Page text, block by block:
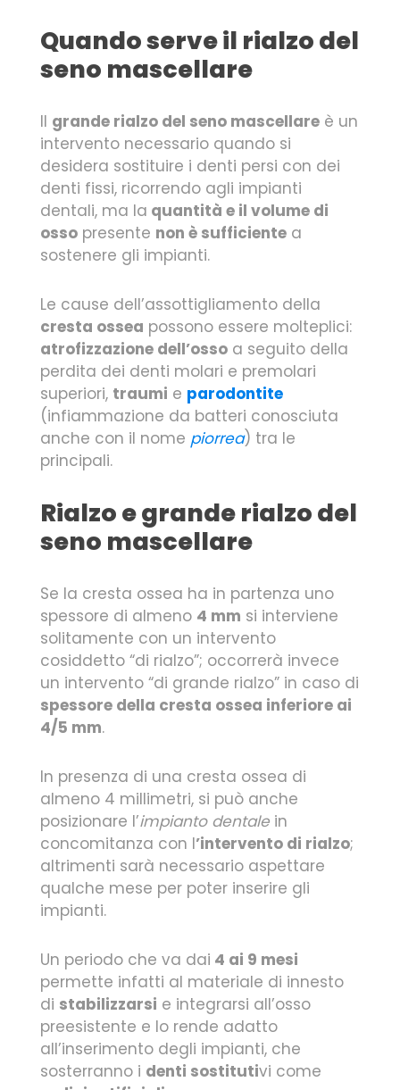
Quando serve il rialzo del
seno mascellare
Il grande rialzo del seno mascellare è un
intervento necessario quando si
desidera sostituire i denti persi con dei
denti fissi, ricorrendo agli impianti
dentali, ma la quantità e il volume di
osso presente non è sufficiente a
sostenere gli impianti.
Le cause dell’assottigliamento della
cresta ossea possono essere molteplici:
atrofizzazione dell’osso a seguito della
perdita dei denti molari e premolari
superiori, traumi e parodontite
(infiammazione da batteri conosciuta
anche con il nome piorrea) tra le
principali.
Rialzo e grande rialzo del
seno mascellare
Se la cresta ossea ha in partenza uno
spessore di almeno 4 mm si interviene
solitamente con un intervento
cosiddetto “di rialzo”; occorrerà invece
un intervento “di grande rialzo” in caso di
spessore della cresta ossea inferiore ai
4/5 mm.
In presenza di una cresta ossea di
almeno 4 millimetri, si può anche
posizionare l’impianto dentale in
concomitanza con l’intervento di rialzo;
altrimenti sarà necessario aspettare
qualche mese per poter inserire gli
impianti.
Un periodo che va dai 4 ai 9 mesi
permette infatti al materiale di innesto
di stabilizzarsi e integrarsi all’osso
preesistente e lo rende adatto
all’inserimento degli impianti, che
sosterranno i denti sostitutivi come